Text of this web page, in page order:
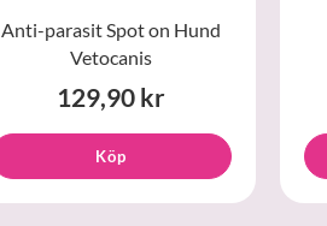
Anti-parasit Spot on Hund
Vetocanis
129,90 kr
Köp